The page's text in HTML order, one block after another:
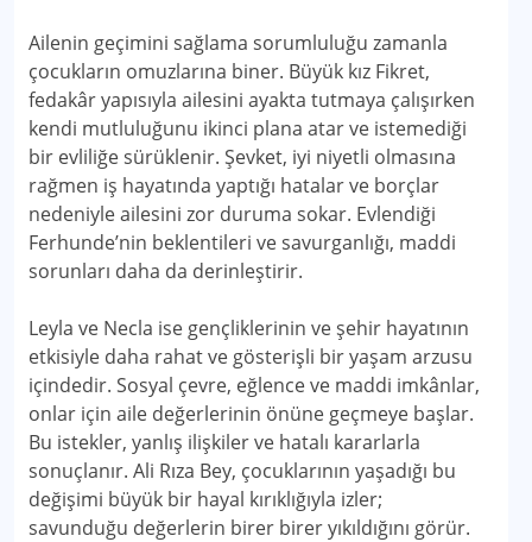
Ailenin geçimini sağlama sorumluluğu zamanla
çocukların omuzlarına biner. Büyük kız Fikret,
fedakâr yapısıyla ailesini ayakta tutmaya çalışırken
kendi mutluluğunu ikinci plana atar ve istemediği
bir evliliğe sürüklenir. Şevket, iyi niyetli olmasına
rağmen iş hayatında yaptığı hatalar ve borçlar
nedeniyle ailesini zor duruma sokar. Evlendiği
Ferhunde’nin beklentileri ve savurganlığı, maddi
sorunları daha da derinleştirir.
Leyla ve Necla ise gençliklerinin ve şehir hayatının
etkisiyle daha rahat ve gösterişli bir yaşam arzusu
içindedir. Sosyal çevre, eğlence ve maddi imkânlar,
onlar için aile değerlerinin önüne geçmeye başlar.
Bu istekler, yanlış ilişkiler ve hatalı kararlarla
sonuçlanır. Ali Rıza Bey, çocuklarının yaşadığı bu
değişimi büyük bir hayal kırıklığıyla izler;
savunduğu değerlerin birer birer yıkıldığını görür.